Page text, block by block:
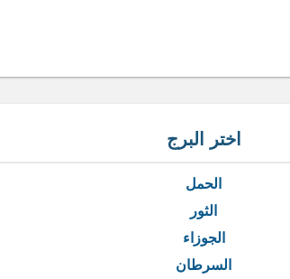
اختر البرج
الحمل
الثور
الجوزاء
السرطان